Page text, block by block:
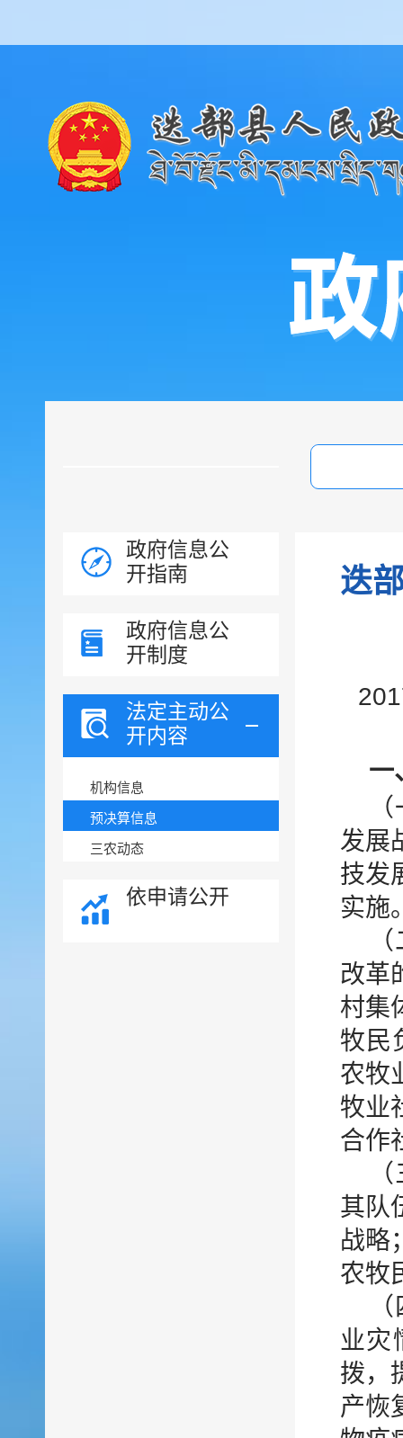
政府信息公
开指南
政府信息公
开制度
法定主动公
开内容
机构信息
预决算信息
三农动态
依申请公开
迭
一
发展
技发
实施
改革
村集
牧民
农牧
牧业
合作
其队
战略
农牧
业灾
拨，
产恢